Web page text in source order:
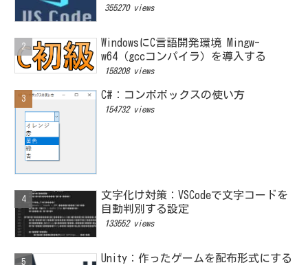
355270 views
WindowsにC言語開発環境 Mingw-
w64（gccコンパイラ）を導入する
158208 views
C#：コンボボックスの使い方
154732 views
文字化け対策：VSCodeで文字コードを
自動判別する設定
133552 views
Unity：作ったゲームを配布形式にする